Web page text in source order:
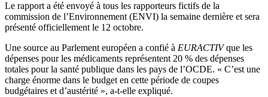
Le rapport a été envoyé à tous les rapporteurs fictifs de la
commission de l’Environnement (ENVI) la semaine dernière et sera
présenté officiellement le 12 octobre.
Une source au Parlement européen a confié à EURACTIVque les
dépenses pour les médicaments représentent 20 % des dépenses
totales pour la santé publique dans les pays de l’OCDE. « C’est une
charge énorme dans le budget en cette période de coupes
budgétaires et d’austérité », a-t-elle expliqué.